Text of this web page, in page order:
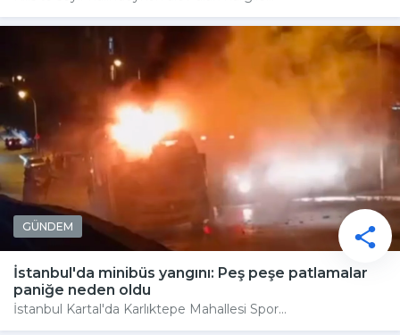
GÜNDEM
İstanbul'da minibüs yangını: Peş peşe patlamalar
paniğe neden oldu
İstanbul Kartal'da Karlıktepe Mahallesi Spor...